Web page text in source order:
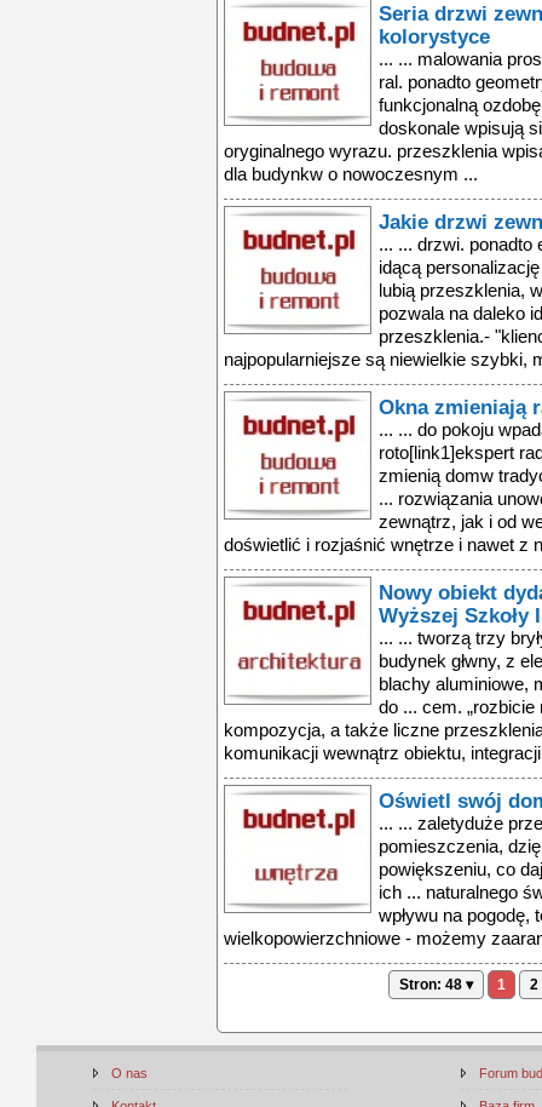
Seria drzwi
kolorystyce
... ... malowania
ral. ponadto
funkcjonalną
doskonale wpisują
oryginalnego wyrazu. przeszklenia
dla budynkw o nowoczesnym ...
Jakie drzwi
... ... drzwi. ponadto
idącą
lubią przeszklenia,
pozwala na daleko
przeszklenia.-
najpopularniejsze są niewielkie szybki,
Okna zmieniają
... ... do pokoju
roto[link1]ekspert
zmienią domw
... rozwiązania
zewnątrz, jak i od
doświetlić i rozjaśnić wnętrze i nawet z
Nowy obiekt
Wyższej Szkoły
... ... tworzą trzy
budynek głwny, z
blachy aluminiowe,
do ... cem. „rozbicie
kompozycja, a także liczne
komunikacji wewnątrz obiektu,
Oświetl swój
... ... zaletyduże
pomieszczenia,
powiększeniu, co
ich ... naturalnego
wpływu na pogodę,
wielkopowierzchniowe - możemy
Stron: 48 ▾ 1 2
O nas Forum